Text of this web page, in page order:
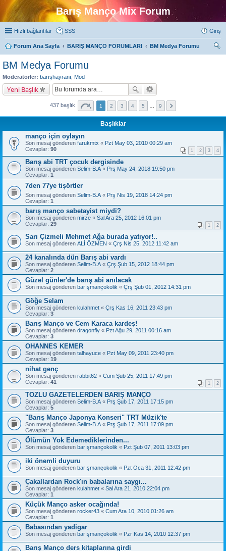
Barış Manço Mix Forum
Hızlı bağlantılar SSS Giriş
Forum Ana Sayfa BARIŞ MANÇO FORUMLARI
BM Medya Forumu
BM Medya Forumu
Moderatörler: barışhayranı Mod
Yeni Başlık
437 başlık 1 2 3 4 5 9
Başlıklar
manço için oylayın
Son mesaj gönderen farukmtx « Pzt May 03, 2010 00:29 am
Cevaplar: 90 1 2 3 4
Barış abi TRT çocuk dergisinde
Son mesaj gönderen Selim-B.A « Prş May 24, 2018 19:50 pm
Cevaplar: 1
7den 77ye tişörtler
Son mesaj gönderen Selim-B.A « Prş Nis 19, 2018 14:24 pm
Cevaplar: 1
barış manço sabetayist miydi?
Son mesaj gönderen mirze « Sal Ara 25, 2012 16:01 pm
Cevaplar: 29 1 2
Sarı Çizmeli Mehmet Ağa burada yatıyor!..
Son mesaj gönderen ALİ ÖZMEN « Çrş Nis 25, 2012 11:42 am
24 kanalında dün Barış abi vardı
Son mesaj gönderen Selim-B.A « Çrş Şub 15, 2012 18:44 pm
Cevaplar: 2
Güzel günler'de barış abi anılacak
Son mesaj gönderen barışmançokolik « Çrş Şub 01, 2012 14:31 pm
Göğe Selam
Son mesaj gönderen kulahmet « Çrş Kas 16, 2011 23:43 pm
Cevaplar: 3
Barış Manço ve Cem Karaca kardeş!
Son mesaj gönderen dragonfly « Pzt Ağu 29, 2011 00:16 am
Cevaplar: 3
OHANNES KEMER
Son mesaj gönderen talhayuce « Pzt May 09, 2011 23:40 pm
Cevaplar: 19
nihat genç
Son mesaj gönderen rabbit62 « Cum Şub 25, 2011 17:49 pm
Cevaplar: 41 1 2
TOZLU GAZETELERDEN BARIŞ MANÇO
Son mesaj gönderen Selim-B.A « Prş Şub 17, 2011 17:15 pm
Cevaplar: 5
"Barış Manço Japonya Konseri" TRT Müzik'te
Son mesaj gönderen Selim-B.A « Prş Şub 17, 2011 17:09 pm
Cevaplar: 3
Ölümün Yok Edemediklerinden...
Son mesaj gönderen barışmançokolik « Pzt Şub 07, 2011 13:03 pm
iki önemli duyuru
Son mesaj gönderen barışmançokolik « Pzt Oca 31, 2011 12:42 pm
Çakallardan Rock'ın babalarına saygı...
Son mesaj gönderen kulahmet « Sal Ara 21, 2010 22:04 pm
Cevaplar: 1
Küçük Manço asker ocağında!
Son mesaj gönderen rocker43 « Cum Ara 10, 2010 01:26 am
Cevaplar: 1
Babasından yadigar
Son mesaj gönderen barışmançokolik « Pzr Kas 14, 2010 12:37 pm
Barış Manço ders kitaplarına girdi